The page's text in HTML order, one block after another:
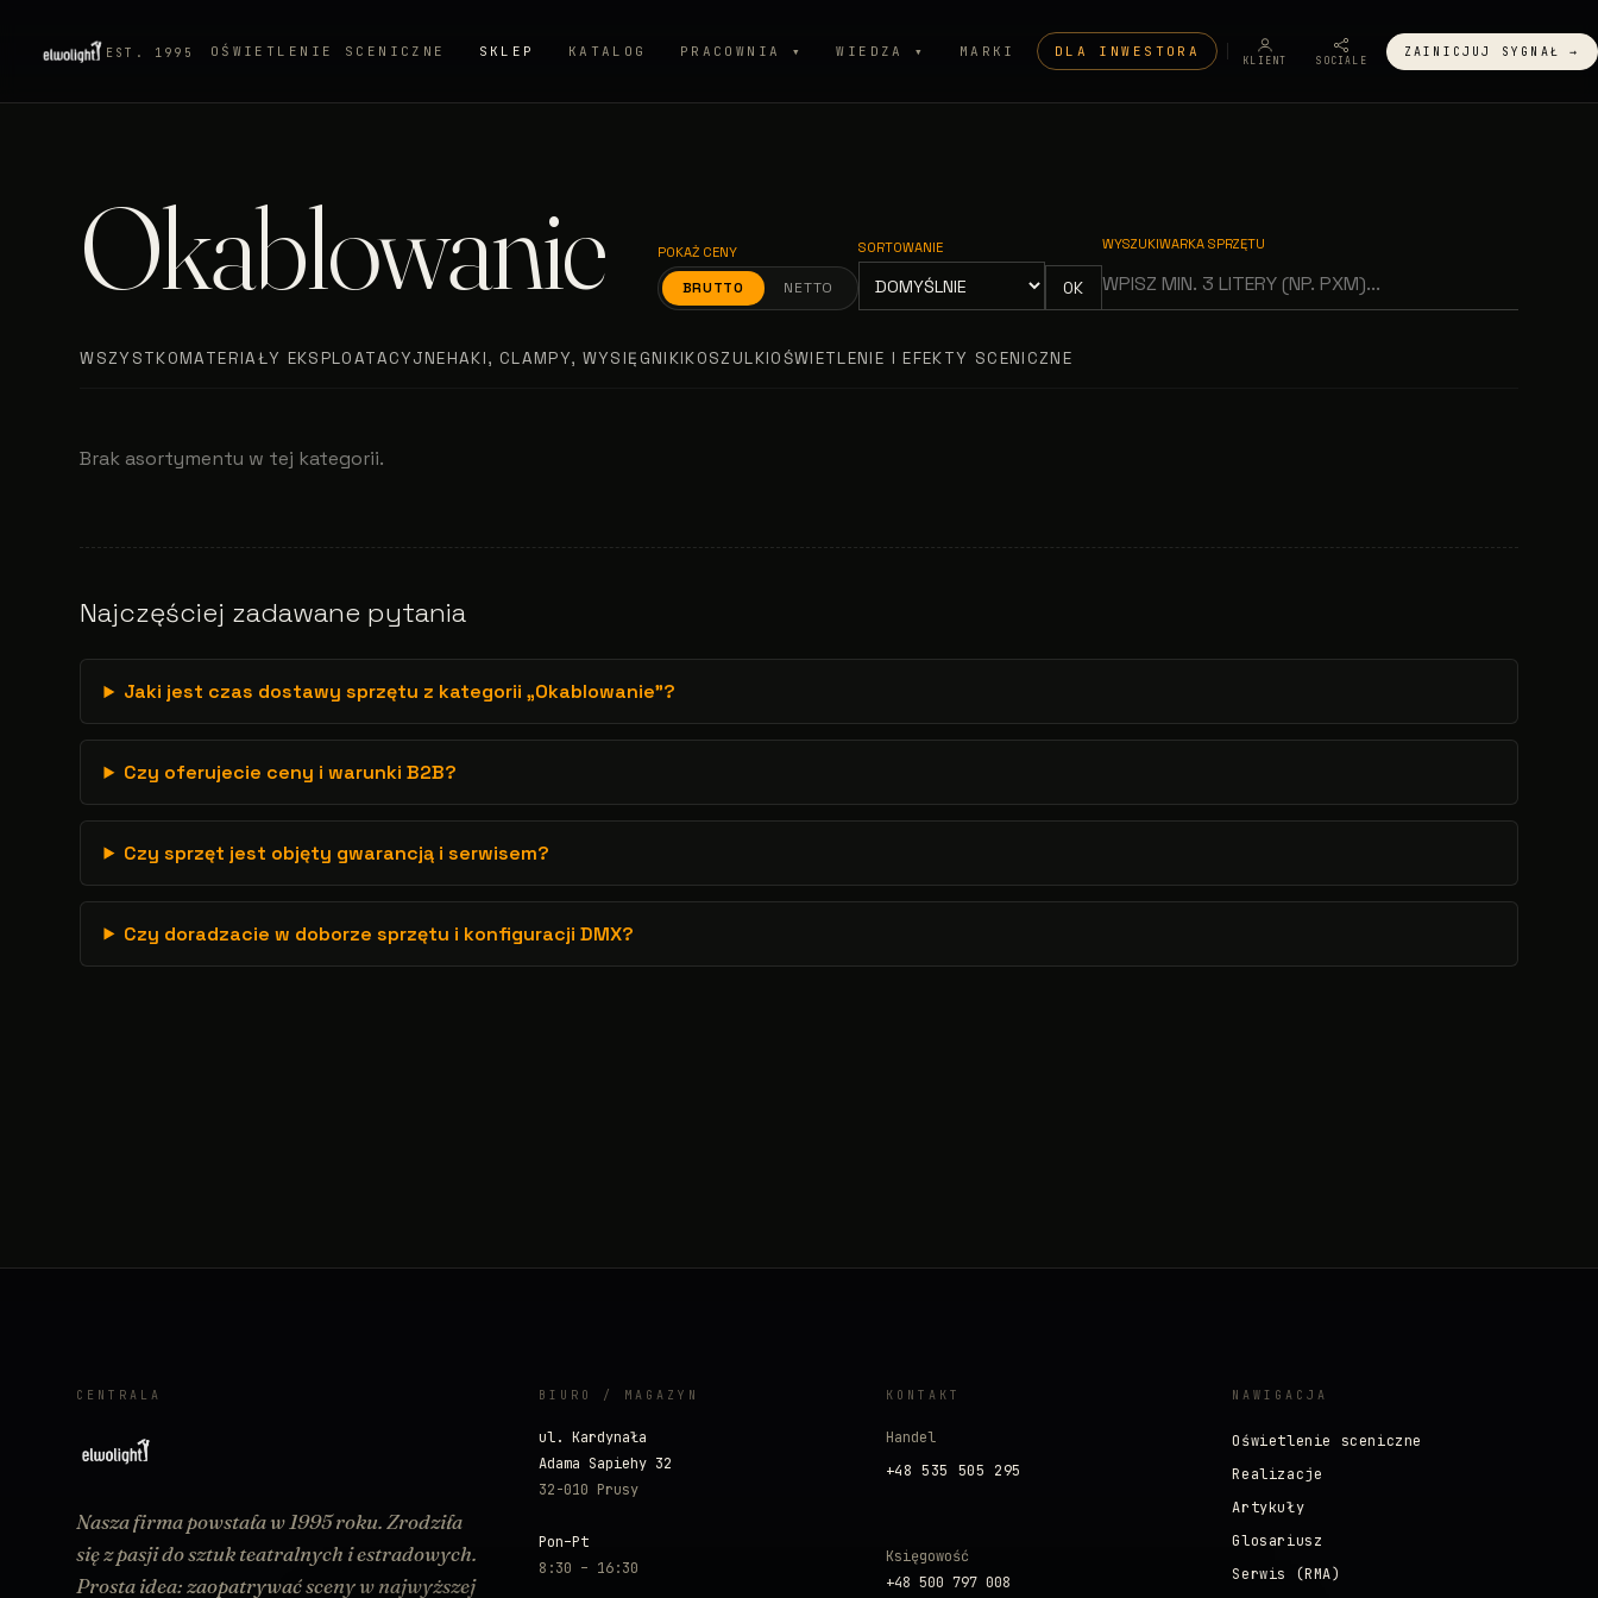
EST. 1995 OŚWIETLENIE SCENICZNE SKLEP KATALOG PRACOWNIA ▾ WIEDZA ▾ MARKI DLA INWESTORA
KLIENT SOCIALE
ZAINICJUJ SYGNAŁ →
Okablowanie POKAŻ CENY
BRUTTO NETTO
SORTOWANIE
OK
WYSZUKIWARKA SPRZĘTU
WSZYSTKOMATERIAŁY EKSPLOATACYJNEHAKI, CLAMPY, WYSIĘGNIKIKOSZULKIOŚWIETLENIE I EFEKTY SCENICZNE
Brak asortymentu w tej kategorii.
Najczęściej zadawane pytania
Jaki jest czas dostawy sprzętu z kategorii „Okablowanie”?
Czy oferujecie ceny i warunki B2B?
Czy sprzęt jest objęty gwarancją i serwisem?
Czy doradzacie w doborze sprzętu i konfiguracji DMX?
CENTRALA
Nasza firma powstała w 1995 roku. Zrodziła
się z pasji do sztuk teatralnych i estradowych.
Prosta idea: zaopatrywać sceny w najwyższej
BIURO / MAGAZYN
ul. Kardynała
Adama Sapiehy 32
32-010 Prusy
Pon–Pt
8:30 – 16:30
KONTAKT
Handel
+48 535 505 295
Księgowość
+48 500 797 008
NAWIGACJA
Oświetlenie sceniczne
Realizacje
Artykuły
Glosariusz
Serwis (RMA)